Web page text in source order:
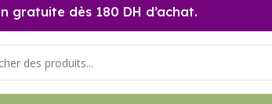
gratuite dès 180 DH d’achat.